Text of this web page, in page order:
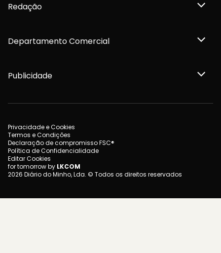
Redação
Departamento Comercial
Publicidade
Privacidade e Cookies
Termos e Condições
Declaração de compromisso FSC®
Política de Confidencialidade
Editar Cookies
for tomorrow by LKCOM
2026 Diário do Minho, Lda. © Todos os direitos reservados